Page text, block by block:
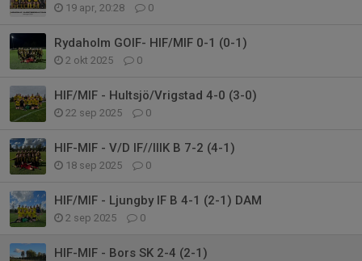
19 apr, 20:28 0
Rydaholm GOIF- HIF/MIF 0-1 (0-1)
2 okt 2025 0
HIF/MIF - Hultsjö/Vrigstad 4-0 (3-0)
22 sep 2025 0
HIF-MIF - V/D IF//IIIK B 7-2 (4-1)
18 sep 2025 0
HIF/MIF - Ljungby IF B 4-1 (2-1) DAM
2 sep 2025 0
HIF-MIF - Bors SK 2-4 (2-1)